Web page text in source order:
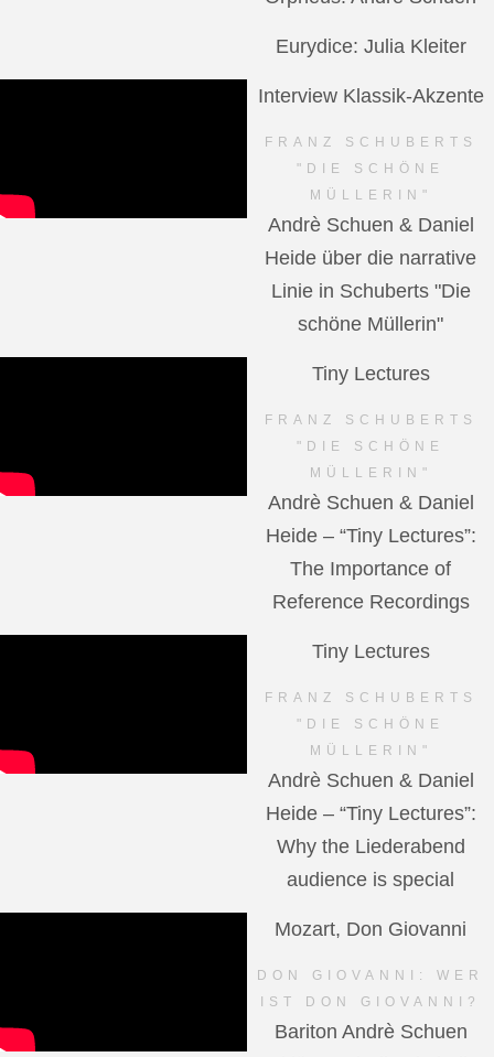
Eurydice: Julia Kleiter
Interview Klassik-Akzente
FRANZ SCHUBERTS
"DIE SCHÖNE
MÜLLERIN"
Andrè Schuen & Daniel
Heide über die narrative
Linie in Schuberts "Die
schöne Müllerin"
Tiny Lectures
FRANZ SCHUBERTS
"DIE SCHÖNE
MÜLLERIN"
Andrè Schuen & Daniel
Heide – “Tiny Lectures”:
The Importance of
Reference Recordings
Tiny Lectures
FRANZ SCHUBERTS
"DIE SCHÖNE
MÜLLERIN"
Andrè Schuen & Daniel
Heide – “Tiny Lectures”:
Why the Liederabend
audience is special
Mozart, Don Giovanni
DON GIOVANNI: WER
IST DON GIOVANNI?
Bariton Andrè Schuen